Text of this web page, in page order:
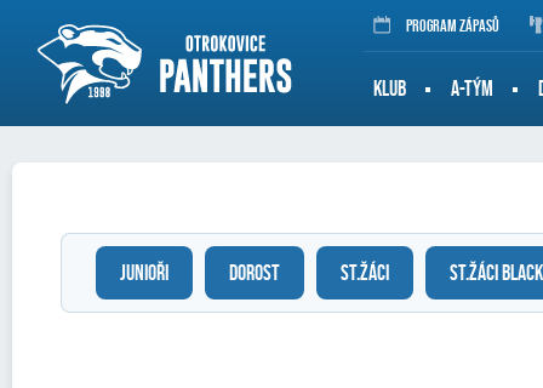
Program zápasů
KLUB A-TÝM
JUNIOŘI DOROST ST.ŽÁCI ST.ŽÁCI BLACK